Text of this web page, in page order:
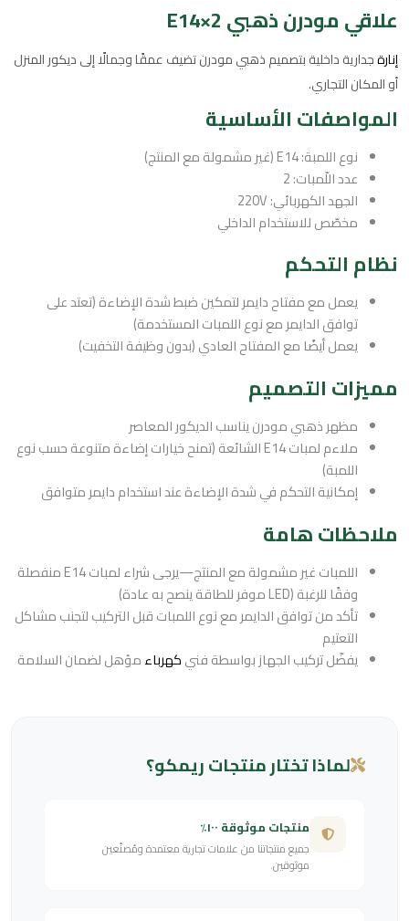
علاقي مودرن ذهبي E14×2
إنارةجدارية داخلية بتصميم ذهبي مودرن تضيف عمقًا وجمالًا إلى ديكور المنزل
أو المكان التجاري.
المواصفات الأساسية
نوع اللمبة: E14 (غير مشمولة مع المنتج)
عدد اللّمبات: 2
الجهد الكهربائي: 220V
مخصّص للاستخدام الداخلي
نظام التحكم
يعمل مع مفتاح دايمر لتمكين ضبط شدة الإضاءة (تعتد على
توافق الدايمر مع نوع اللمبات المستخدمة)
يعمل أيضًا مع المفتاح العادي (بدون وظيفة التخفيت)
مميزات التصميم
مظهر ذهبي مودرن يناسب الديكور المعاصر
ملاءم لمبات E14 الشائعة (تمنح خيارات إضاءة متنوعة حسب نوع
اللمبة)
إمكانية التحكم في شدة الإضاءة عند استخدام دايمر متوافق
ملاحظات هامة
اللمبات غير مشمولة مع المنتج—يرجى شراء لمبات E14 منفصلة
وفقًا للرغبة (LED موفر للطاقة ينصح به عادة)
تأكد من توافق الدايمر مع نوع اللمبات قبل التركيب لتجنب مشاكل
التعتيم
يفضّل تركيب الجهاز بواسطة فنيكهرباءمؤهل لضمان السلامة
لماذا تختار منتجات ريمكو؟
منتجات موثوقة ١٠٠٪
جميع منتجاتنا من علامات تجارية معتمدة ومُصنّعين
موثوقين.